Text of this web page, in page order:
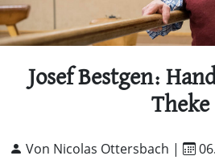
Josef Bestgen:
Theke
Von Nicolas Ottersbach |